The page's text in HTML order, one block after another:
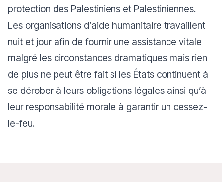
protection des Palestiniens et Palestiniennes.
Les organisations d’aide humanitaire travaillent
nuit et jour afin de fournir une assistance vitale
malgré les circonstances dramatiques mais rien
de plus ne peut être fait si les États continuent à
se dérober à leurs obligations légales ainsi qu’à
leur responsabilité morale à garantir un cessez-
le-feu.